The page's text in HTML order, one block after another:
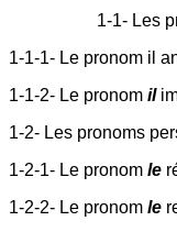
1-1- Les
1-1-1- Le pronom il
1-1-2- Le pronom il
1-2- Les pronoms
1-2-1- Le pronom le
1-2-2- Le pronom le